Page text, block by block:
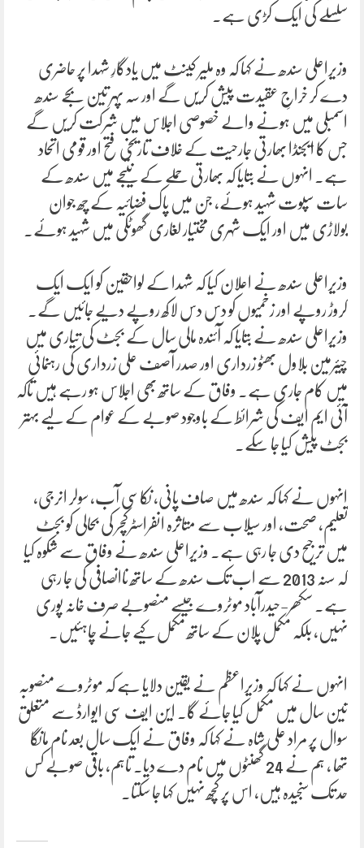
سلسلے کی ایک کڑی ہے۔
وزیراعلی سندھ نے کہا کہ وہ ملیر کینٹ میں یادگارِ شہدا پر حاضری
دے کر خراجِ عقیدت پیش کریں گے اور سہ پہر تین بجے سندھ
اسمبلی میں ہونے والے خصوصی اجلاس میں شرکت کریں گے
جس کا ایجنڈا بھارتی جارحیت کے خلاف تاریخی فتح اور قومی اتحاد
ہے۔ انہوں نے بتایا کہ بھارتی حملے کے نتیجے میں سندھ کے
سات سپوت شہید ہوئے، جن میں پاک فضائیہ کے چھ جوان
بولاڑی میں اور ایک شہری مختیار لغاری گھوٹکی میں شہید ہوئے۔
وزیراعلی سندھ نے اعلان کیا کہ شہدا کے لواحقین کو ایک ایک
کروڑ روپے اور زخمیوں کو دس دس لاکھ روپے دیے جائیں گے۔
وزیراعلی سندھ نے بتایا کہ آئندہ مالی سال کے بجٹ کی تیاری میں
چیئرمین بلاول بھٹو زرداری اور صدر آصف علی زرداری کی رہنمائی
میں کام جاری ہے۔ وفاق کے ساتھ بھی اجلاس ہو رہے ہیں تاکہ
آئی ایم ایف کی شرائط کے باوجود صوبے کے عوام کے لیے بہتر
بجٹ پیش کیا جا سکے۔
انہوں نے کہا کہ سندھ میں صاف پانی، نکاسی آب، سولر انرجی،
تعلیم، صحت، اور سیلاب سے متاثرہ انفراسٹرکچر کی بحالی کو بجٹ
میں ترجیح دی جا رہی ہے۔ وزیراعلی سندھ نے وفاق سے شکوہ کیا
کہ سنہ 2013 سے اب تک سندھ کے ساتھ ناانصافی کی جا رہی
ہے۔ سکھر-حیدرآباد موٹروے جیسے منصوبے صرف خانہ پوری
نہیں، بلکہ مکمل پلان کے ساتھ مکمل کیے جانے چاہئیں۔
انہوں نے کہا کہ وزیراعظم نے یقین دلایا ہے کہ موٹروے منصوبہ
تین سال میں مکمل کیا جائے گا۔ این ایف سی ایوارڈ سے متعلق
سوال پر مراد علی شاہ نے کہا کہ وفاق نے ایک سال بعد نام مانگا
تھا ، ہم نے 24 گھنٹوں میں نام دے دیا۔ تاہم، باقی صوبے کس
حد تک سنجیدہ ہیں، اس پر کچھ نہیں کہا جا سکتا۔